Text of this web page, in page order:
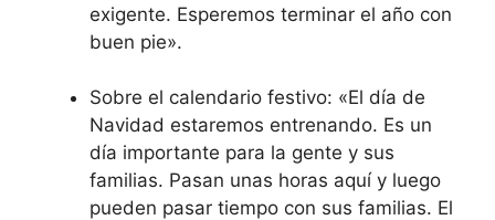
exigente. Esperemos terminar el año con
buen pie».
Sobre el calendario festivo: «El día de
Navidad estaremos entrenando. Es un
día importante para la gente y sus
familias. Pasan unas horas aquí y luego
pueden pasar tiempo con sus familias. El